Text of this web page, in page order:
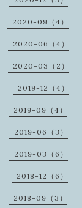
2020-09（4）
2020-06（4）
2020-03（2）
2019-12（4）
2019-09（4）
2019-06（3）
2019-03（6）
2018-12（6）
2018-09（3）